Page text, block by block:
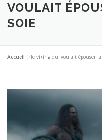
DES IMAGES
DES BONS PLANS
VOULAIT
SOIE
Accueil »le viking qui voulait épouser la